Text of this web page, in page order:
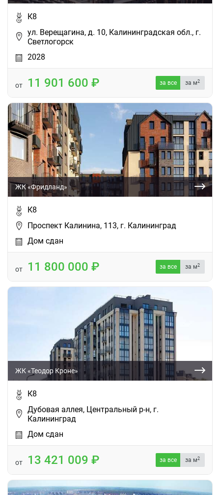
К8
ул. Верещагина, д. 10, Калининградская обл., г.
Светлогорск
2028
от 11 901 600 за все за м2
ЖК «Фридланд»
К8
Проспект Калинина, 113, г. Калининград
Дом сдан
от 11 800 000 за все за м2
ЖК «Теодор Кроне»
К8
Дубовая аллея, Центральный р-н, г.
Калининград
Дом сдан
от 13 421 009 за все за м2